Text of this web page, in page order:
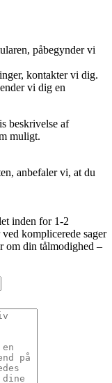
påbegynder vi
kontakter vi dig.
vi dig en
beskrivelse af
muligt.
anbefaler vi, at du
inden for 1-2
komplicerede sager
om din tålmodighed –